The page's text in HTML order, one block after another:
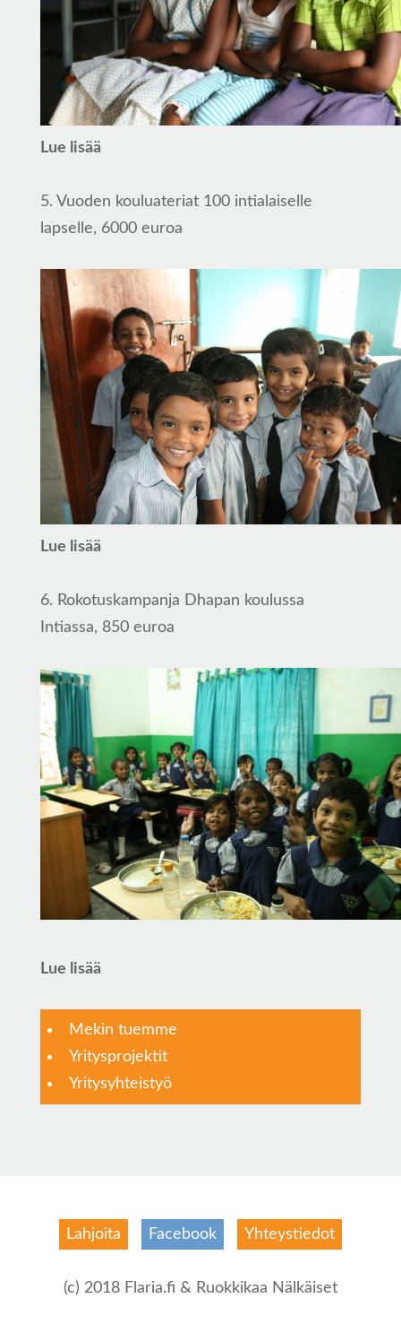
Lue lisää
5. Vuoden kouluateriat 100 intialaiselle
lapselle, 6000 euroa
Lue lisää
6. Rokotuskampanja Dhapan koulussa
Intiassa, 850 euroa
Lue lisää
Mekin tuemme
Yritysprojektit
Yritysyhteistyö
Lahjoita Facebook Yhteystiedot
(c) 2018 Flaria.fi & Ruokkikaa Nälkäiset